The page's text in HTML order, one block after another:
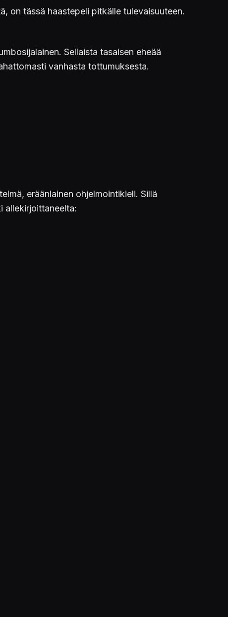
on tässä haastepeli pitkälle tulevaisuuteen.
Sellaista tasaisen eheää
vanhasta tottumuksesta.
eräänlainen ohjelmointikieli. Sillä
allekirjoittaneelta: